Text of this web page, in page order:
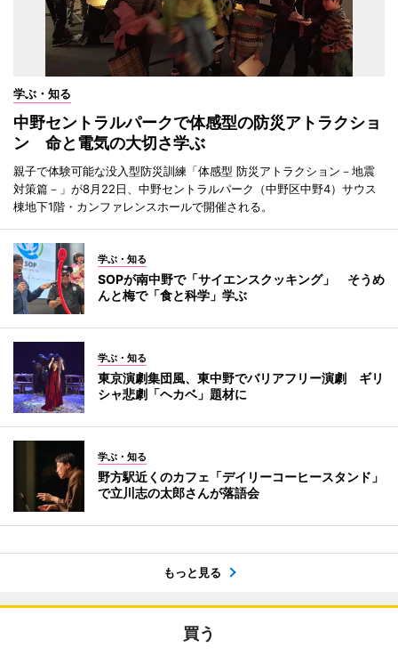
学ぶ・知る
中野セントラルパークで体感型の防災アトラクショ
ン 命と電気の大切さ学ぶ
親子で体験可能な没入型防災訓練「体感型 防災アトラクション－地震
対策篇－」が8月22日、中野セントラルパーク（中野区中野4）サウス
棟地下1階・カンファレンスホールで開催される。
学ぶ・知る
SOPが南中野で「サイエンスクッキング」 そうめ
んと梅で「食と科学」学ぶ
学ぶ・知る
東京演劇集団風、東中野でバリアフリー演劇 ギリ
シャ悲劇「ヘカベ」題材に
学ぶ・知る
野方駅近くのカフェ「デイリーコーヒースタンド」
で立川志の太郎さんが落語会
もっと見る
買う